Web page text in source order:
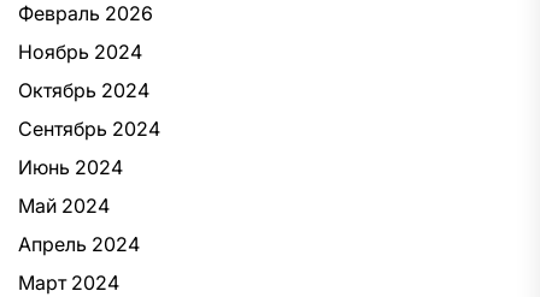
Февраль 2026
Ноябрь 2024
Октябрь 2024
Сентябрь 2024
Июнь 2024
Май 2024
Апрель 2024
Март 2024